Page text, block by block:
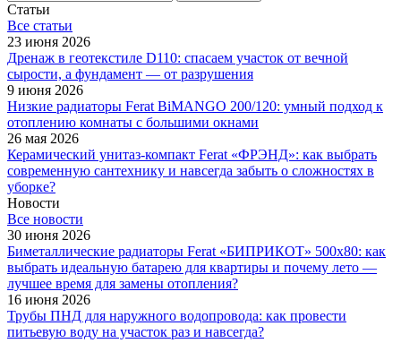
Статьи
Все cтатьи
23 июня 2026
Дренаж в геотекстиле D110: спасаем участок от вечной
сырости, а фундамент — от разрушения
9 июня 2026
Низкие радиаторы Ferat BiMANGO 200/120: умный подход к
отоплению комнаты с большими окнами
26 мая 2026
Керамический унитаз-компакт Ferat «ФРЭНД»: как выбрать
современную сантехнику и навсегда забыть о сложностях в
уборке?
Новости
Все новости
30 июня 2026
Биметаллические радиаторы Ferat «БИПРИКОТ» 500x80: как
выбрать идеальную батарею для квартиры и почему лето —
лучшее время для замены отопления?
16 июня 2026
Трубы ПНД для наружного водопровода: как провести
питьевую воду на участок раз и навсегда?